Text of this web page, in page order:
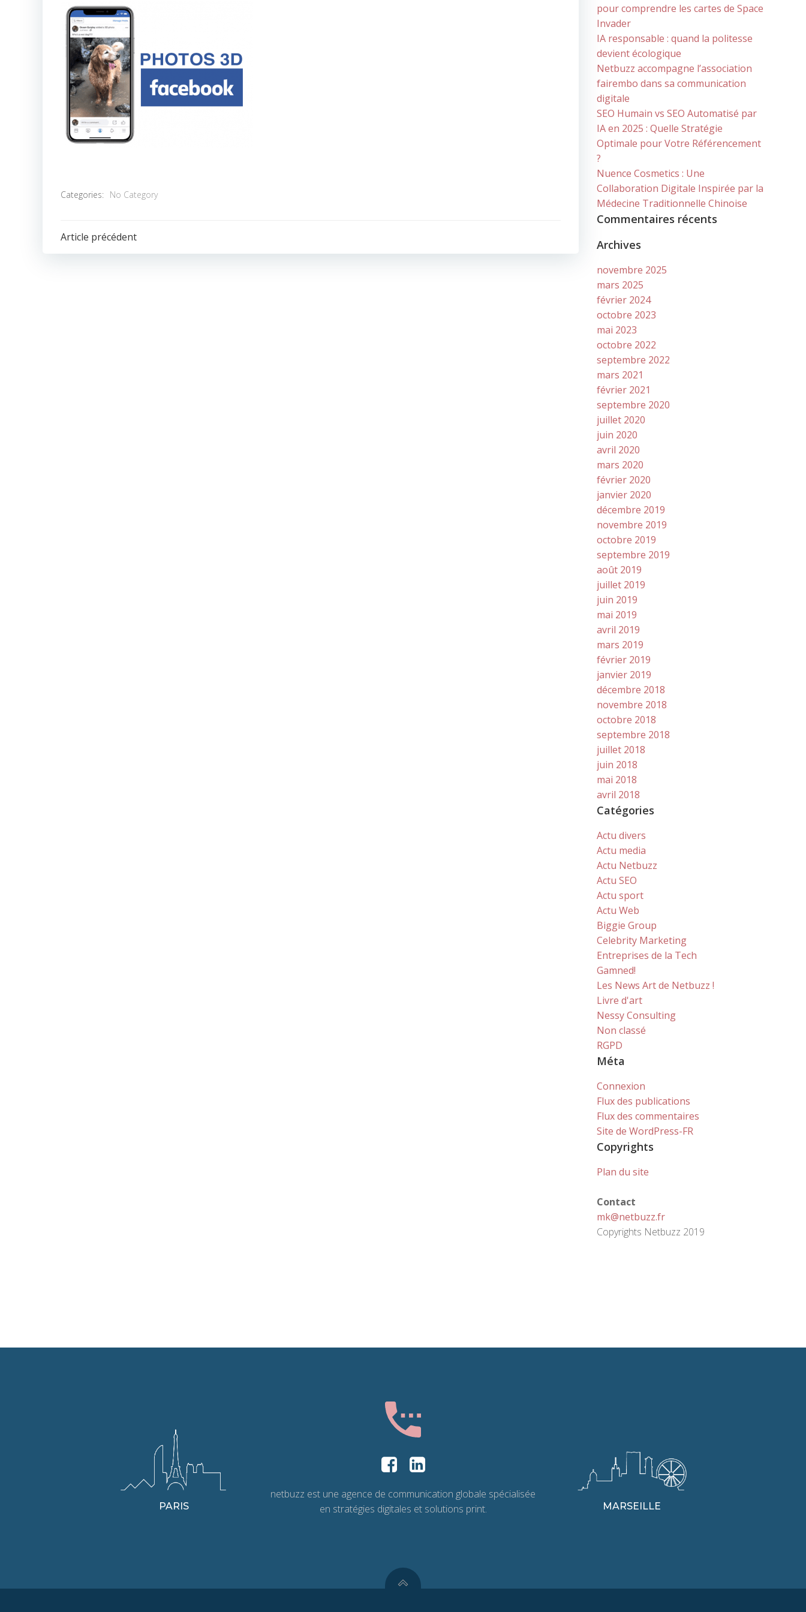
Categories: No Category
POST
NAVIGATION
Article précédent
pour comprendre les cartes de Space
Invader
IA responsable : quand la politesse
devient écologique
Netbuzz accompagne l’association
fairembo dans sa communication
digitale
SEO Humain vs SEO Automatisé par
IA en 2025 : Quelle Stratégie
Optimale pour Votre Référencement
?
Nuence Cosmetics : Une
Collaboration Digitale Inspirée par la
Médecine Traditionnelle Chinoise
Commentaires récents
Archives
novembre 2025
mars 2025
février 2024
octobre 2023
mai 2023
octobre 2022
septembre 2022
mars 2021
février 2021
septembre 2020
juillet 2020
juin 2020
avril 2020
mars 2020
février 2020
janvier 2020
décembre 2019
novembre 2019
octobre 2019
septembre 2019
août 2019
juillet 2019
juin 2019
mai 2019
avril 2019
mars 2019
février 2019
janvier 2019
décembre 2018
novembre 2018
octobre 2018
septembre 2018
juillet 2018
juin 2018
mai 2018
avril 2018
Catégories
Actu divers
Actu media
Actu Netbuzz
Actu SEO
Actu sport
Actu Web
Biggie Group
Celebrity Marketing
Entreprises de la Tech
Gamned!
Les News Art de Netbuzz !
Livre d'art
Nessy Consulting
Non classé
RGPD
Méta
Connexion
Flux des publications
Flux des commentaires
Site de WordPress-FR
Copyrights
Plan du site
Contact
mk@netbuzz.fr
Copyrights Netbuzz 2019
PARIS
netbuzz est une agence de communication globale spécialisée
en stratégies digitales et solutions print.
MARSEILLE